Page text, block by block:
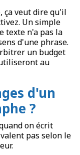
ça veut dire qu'il
Un simple
texte n'a pas la
d'une phrase.
un budget
au
d'un
?
on écrit
pas selon le